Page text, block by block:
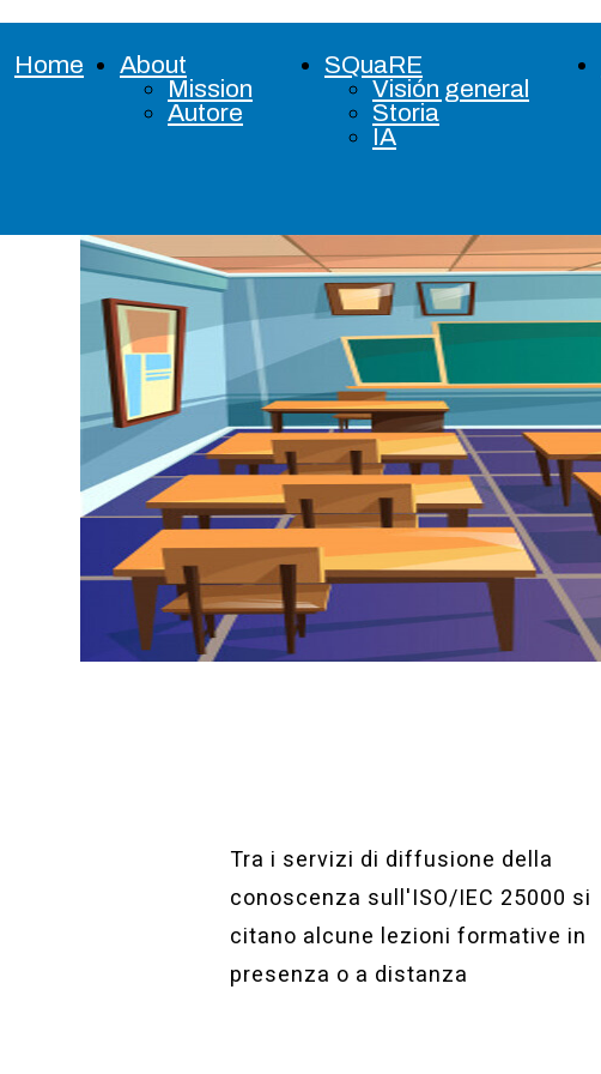
Home
About
Mission
Autore
SQuaRE
Visión general
Storia
IA
Tra i servizi di diffusione della
conoscenza sull'ISO/IEC 25000 si
citano alcune lezioni formative in
presenza o a distanza